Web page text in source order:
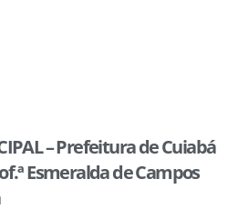
– Prefeitura de Cuiabá
Esmeralda de Campos